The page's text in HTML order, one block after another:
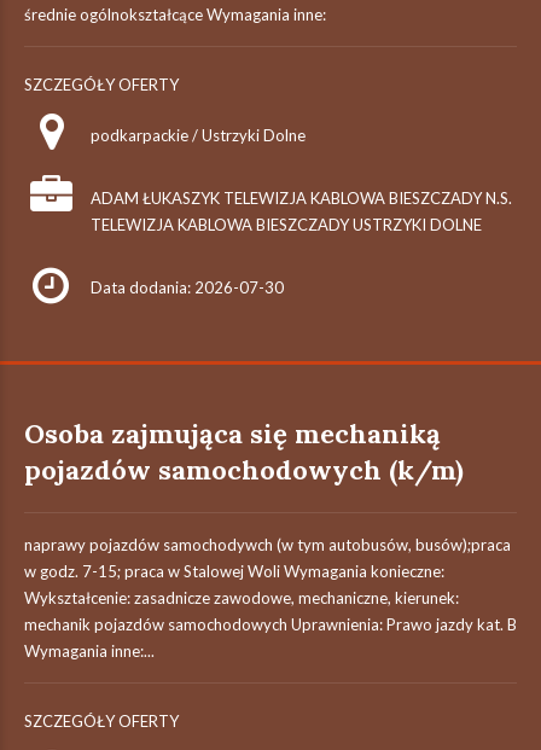
średnie ogólnokształcące Wymagania inne:
SZCZEGÓŁY OFERTY
podkarpackie / Ustrzyki Dolne
ADAM ŁUKASZYK TELEWIZJA KABLOWA BIESZCZADY N.S.
TELEWIZJA KABLOWA BIESZCZADY USTRZYKI DOLNE
Data dodania: 2026-07-30
Osoba zajmująca się mechaniką
pojazdów samochodowych (k/m)
naprawy pojazdów samochodywch (w tym autobusów, busów);praca
w godz. 7-15; praca w Stalowej Woli Wymagania konieczne:
Wykształcenie: zasadnicze zawodowe, mechaniczne, kierunek:
mechanik pojazdów samochodowych Uprawnienia: Prawo jazdy kat. B
Wymagania inne:...
SZCZEGÓŁY OFERTY